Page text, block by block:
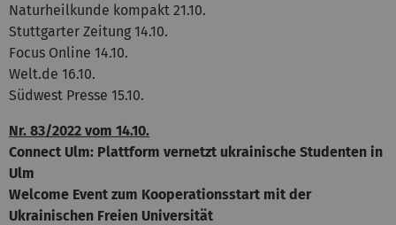
Naturheilkunde kompakt 21.10.
Stuttgarter Zeitung 14.10.
Focus Online 14.10.
Welt.de 16.10.
Südwest Presse 15.10.
Nr. 83/2022 vom 14.10.
Connect Ulm: Plattform vernetzt ukrainische Studenten in
Ulm
Welcome Event zum Kooperationsstart mit der
Ukrainischen Freien Universität